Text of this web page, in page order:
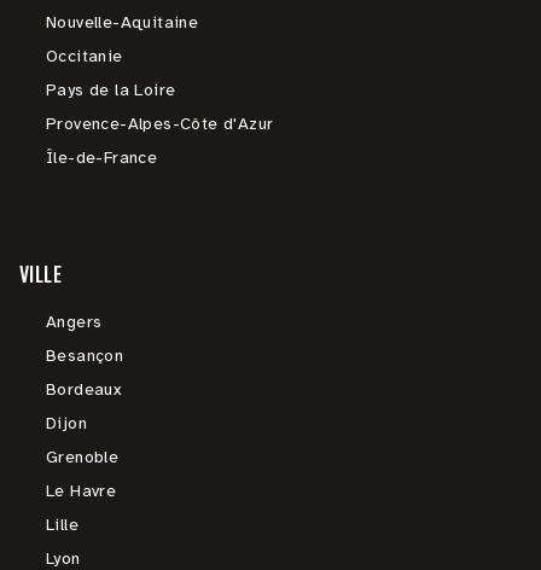
Nouvelle-Aquitaine
Occitanie
Pays de la Loire
Provence-Alpes-Côte d'Azur
Île-de-France
VILLE
Angers
Besançon
Bordeaux
Dijon
Grenoble
Le Havre
Lille
Lyon